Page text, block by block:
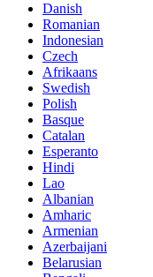
Danish
Romanian
Indonesian
Czech
Afrikaans
Swedish
Polish
Basque
Catalan
Esperanto
Hindi
Lao
Albanian
Amharic
Armenian
Azerbaijani
Belarusian